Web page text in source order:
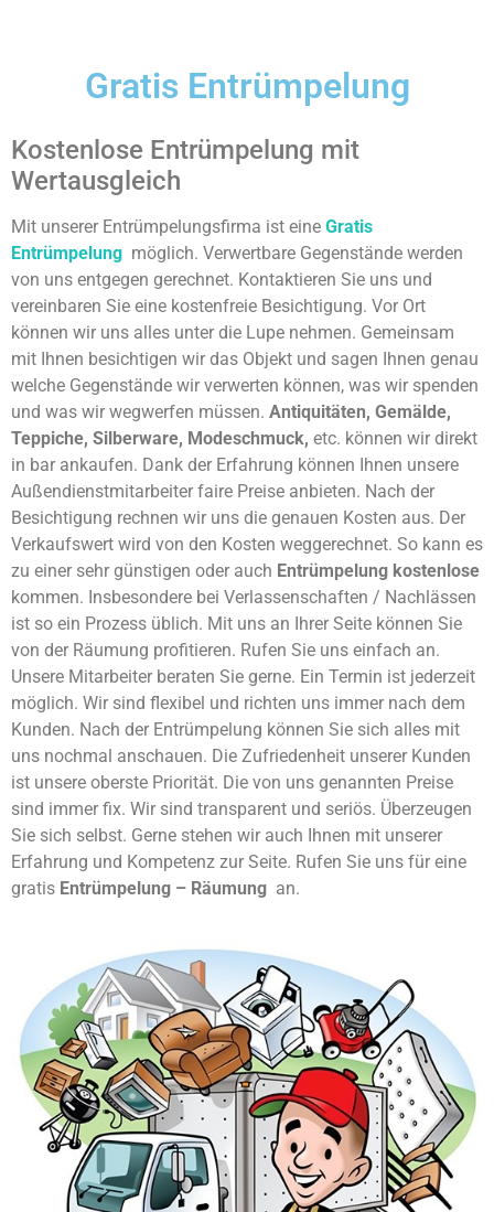
Gratis Entrümpelung
Kostenlose Entrümpelung mit
Wertausgleich
Mit unserer Entrümpelungsfirma ist eine Gratis
Entrümpelung möglich. Verwertbare Gegenstände werden
von uns entgegen gerechnet. Kontaktieren Sie uns und
vereinbaren Sie eine kostenfreie Besichtigung. Vor Ort
können wir uns alles unter die Lupe nehmen. Gemeinsam
mit Ihnen besichtigen wir das Objekt und sagen Ihnen genau
welche Gegenstände wir verwerten können, was wir spenden
und was wir wegwerfen müssen. Antiquitäten, Gemälde,
Teppiche, Silberware, Modeschmuck, etc. können wir direkt
in bar ankaufen. Dank der Erfahrung können Ihnen unsere
Außendienstmitarbeiter faire Preise anbieten. Nach der
Besichtigung rechnen wir uns die genauen Kosten aus. Der
Verkaufswert wird von den Kosten weggerechnet. So kann es
zu einer sehr günstigen oder auch Entrümpelung kostenlose
kommen. Insbesondere bei Verlassenschaften / Nachlässen
ist so ein Prozess üblich. Mit uns an Ihrer Seite können Sie
von der Räumung profitieren. Rufen Sie uns einfach an.
Unsere Mitarbeiter beraten Sie gerne. Ein Termin ist jederzeit
möglich. Wir sind flexibel und richten uns immer nach dem
Kunden. Nach der Entrümpelung können Sie sich alles mit
uns nochmal anschauen. Die Zufriedenheit unserer Kunden
ist unsere oberste Priorität. Die von uns genannten Preise
sind immer fix. Wir sind transparent und seriös. Überzeugen
Sie sich selbst. Gerne stehen wir auch Ihnen mit unserer
Erfahrung und Kompetenz zur Seite. Rufen Sie uns für eine
gratis Entrümpelung – Räumung an.